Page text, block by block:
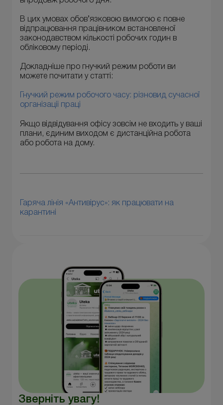
В цих умовах обов’язковою вимогою є повне
відпрацювання працівником встановленої
законодавством кількості робочих годин в
обліковому періоді.
Докладніше про гнучкий режим роботи ви
можете почитати у статті:
Гнучкий режим робочого часу: різновид сучасної
організаціі праці
Якщо відвідування офісу зовсім не входить у ваші
плани, єдиним виходом є дистанційна робота
або робота на дому.
Гаряча лінія «Антивірус»: як працювати на
карантині
Зверніть увагу!